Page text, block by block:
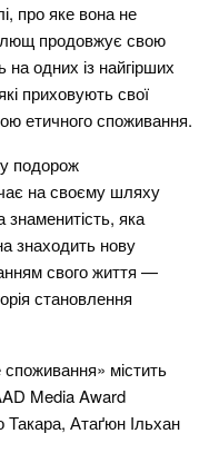
про яке вона не
продовжує свою
на одних із найгірших
приховують свої
етичного споживання.
подорож
на своєму шляху
яка
знаходить нову
свого життя —
становлення
містить
Media Award
Атаґюн Ільхан